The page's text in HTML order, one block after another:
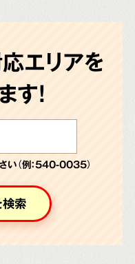
エリアを
す!
い（例：540-0035）
索